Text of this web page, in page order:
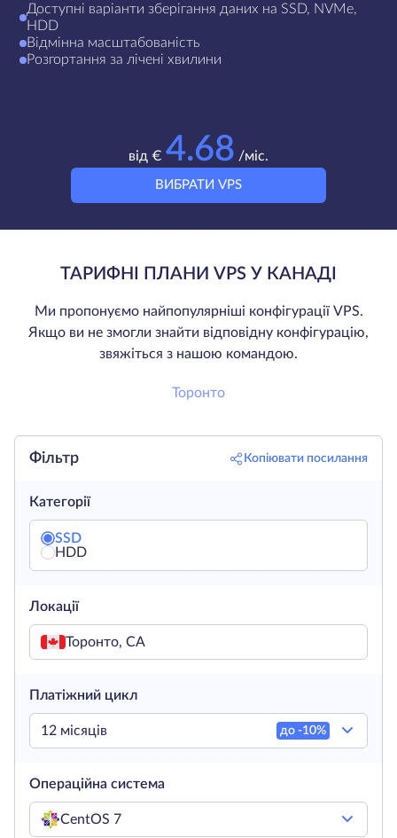
Доступні варіанти зберігання даних на SSD, NVMe,
HDD
Відмінна масштабованість
Розгортання за лічені хвилини
від € 4.68 /міс.
ВИБРАТИ VPS
ТАРИФНІ ПЛАНИ VPS У КАНАДІ
Ми пропонуємо найпопулярніші конфігурації VPS.
Якщо ви не змогли знайти відповідну конфігурацію,
звяжіться з нашою командою.
Торонто
Фільтр Копіювати посилання
Категорії
SSD
HDD
Локації
Торонто, CA
Платіжний цикл
12 місяців до -10%
Операційна система
CentOS 7